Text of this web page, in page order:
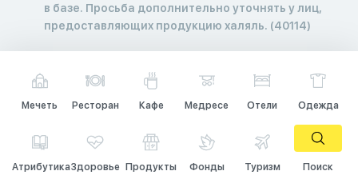
в базе. Просьба дополнительно уточнять у лиц,
предоставляющих продукцию халяль. (40114)
Мечеть Ресторан Кафе Медресе Отели Одежда
АтрибутикаЗдоровье Продукты Фонды Туризм Поиск